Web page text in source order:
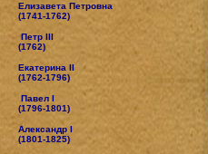
Елизавета Петровна
(1741-1762)
Петр III
(1762)
Екатерина II
(1762-1796)
Павел I
(1796-1801)
Александр I
(1801-1825)